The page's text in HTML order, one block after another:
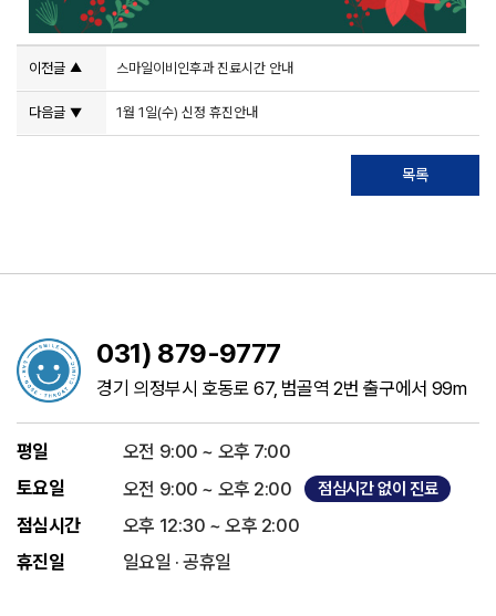
이전글 ▲ 스마일이비인후과 진료시간 안내
다음글 ▼ 1월 1일(수) 신정 휴진안내
목록
031) 879-9777
경기 의정부시 호동로 67, 범골역 2번 출구에서 99m
평일
오전 9:00 ~ 오후 7:00
토요일
오전 9:00 ~ 오후 2:00 점심시간 없이 진료
점심시간
오후 12:30 ~ 오후 2:00
휴진일
일요일 · 공휴일